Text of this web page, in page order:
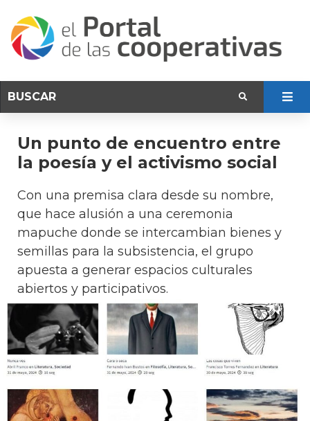
Un punto de encuentro entre
la poesía y el activismo social
Con una premisa clara desde su nombre,
que hace alusión a una ceremonia
mapuche donde se intercambian bienes y
semillas para la subsistencia, el grupo
apuesta a generar espacios culturales
abiertos y participativos.